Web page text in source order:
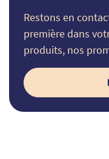
Restons en
première dans
produits, nos